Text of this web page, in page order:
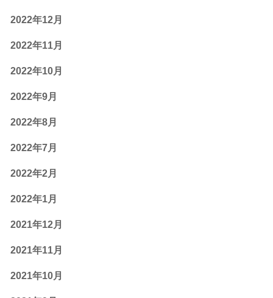
2022年12月
2022年11月
2022年10月
2022年9月
2022年8月
2022年7月
2022年2月
2022年1月
2021年12月
2021年11月
2021年10月